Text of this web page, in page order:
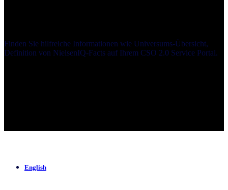
Finden Sie hilfreiche Informationen wie Universums-Übersicht,
Definition von NielsenIQ-Facts auf Ihrem CSO 2.0 Service Portal.
English